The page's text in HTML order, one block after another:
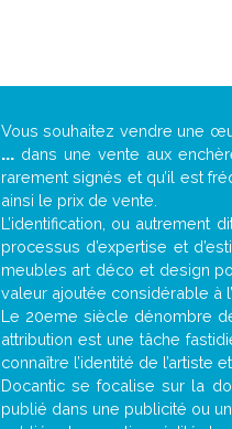
Vous souhaitez vendre une
...dans une vente aux
rarement signés et qu’il est
ainsi le prix de vente.
L’identification, ou autrement
processus d’expertise et
meubles art déco et design
valeur ajoutée considérable à
Le 20eme siècle dénombre
attribution est une tâche
connaître l’identité de
Docantic se focalise sur la
publié dans une publicité ou